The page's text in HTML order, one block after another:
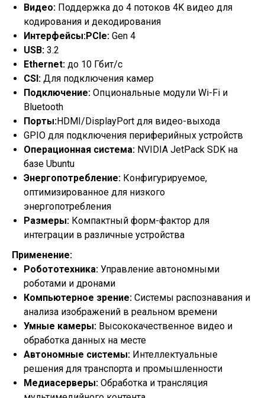
Видео: Поддержка до 4 потоков 4K видео для
кодирования и декодирования
Интерфейсы:PCIe: Gen 4
USB: 3.2
Ethernet: до 10 Гбит/с
CSI: Для подключения камер
Подключение: Опциональные модули Wi-Fi и
Bluetooth
Порты:HDMI/DisplayPort для видео-выхода
GPIO для подключения периферийных устройств
Операционная система: NVIDIA JetPack SDK на
базе Ubuntu
Энергопотребление: Конфигурируемое,
оптимизированное для низкого
энергопотребления
Размеры: Компактный форм-фактор для
интеграции в различные устройства
Применение:
Робототехника: Управление автономными
роботами и дронами
Компьютерное зрение: Системы распознавания и
анализа изображений в реальном времени
Умные камеры: Высококачественное видео и
обработка данных на месте
Автономные системы: Интеллектуальные
решения для транспорта и промышленности
Медиасерверы: Обработка и трансляция